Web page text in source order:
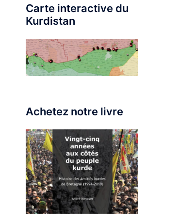
Carte interactive du
Kurdistan
Achetez notre livre